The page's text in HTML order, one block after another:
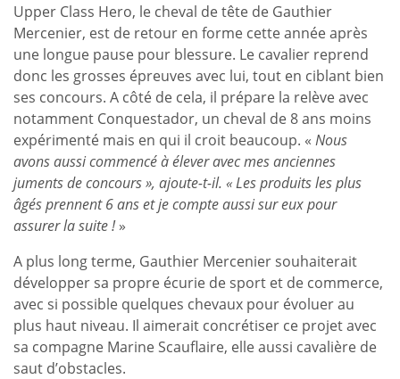
Upper Class Hero, le cheval de tête de Gauthier
Mercenier, est de retour en forme cette année après
une longue pause pour blessure. Le cavalier reprend
donc les grosses épreuves avec lui, tout en ciblant bien
ses concours. A côté de cela, il prépare la relève avec
notamment Conquestador, un cheval de 8 ans moins
expérimenté mais en qui il croit beaucoup. « Nous
avons aussi commencé à élever avec mes anciennes
juments de concours », ajoute-t-il. « Les produits les plus
âgés prennent 6 ans et je compte aussi sur eux pour
assurer la suite !»
A plus long terme, Gauthier Mercenier souhaiterait
développer sa propre écurie de sport et de commerce,
avec si possible quelques chevaux pour évoluer au
plus haut niveau. Il aimerait concrétiser ce projet avec
sa compagne Marine Scauflaire, elle aussi cavalière de
saut d’obstacles.